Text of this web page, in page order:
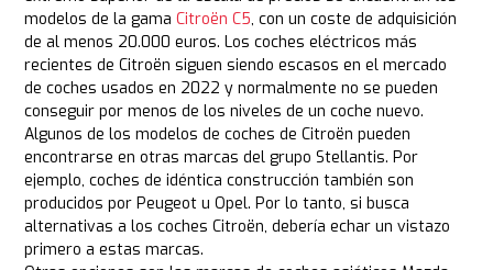
modelos de la gamaCitroën C5, con un coste de adquisición
de al menos 20.000 euros. Los coches eléctricos más
recientes de Citroën siguen siendo escasos en el mercado
de coches usados en 2022 y normalmente no se pueden
conseguir por menos de los niveles de un coche nuevo.
Algunos de los modelos de coches de Citroën pueden
encontrarse en otras marcas del grupo Stellantis. Por
ejemplo, coches de idéntica construcción también son
producidos por Peugeot u Opel. Por lo tanto, si busca
alternativas a los coches Citroën, debería echar un vistazo
primero a estas marcas.